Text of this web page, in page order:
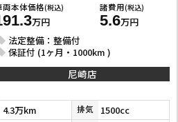
両本体価格(税込)
万円
諸費用(税込)
5.6万円
法定整備：整備付
保証付 (1ヶ月・1000km )
尼崎店
4.3万km 排気 1500cc